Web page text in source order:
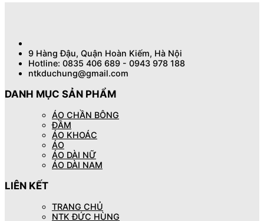
9 Hàng Đậu, Quận Hoàn Kiếm, Hà Nội
Hotline: 0835 406 689 - 0943 978 188
ntkduchung@gmail.com
DANH MỤC SẢN PHẨM
ÁO CHẦN BÔNG
ĐẦM
ÁO KHOÁC
ÁO
ÁO DÀI NỮ
ÁO DÀI NAM
LIÊN KẾT
TRANG CHỦ
NTK ĐỨC HÙNG